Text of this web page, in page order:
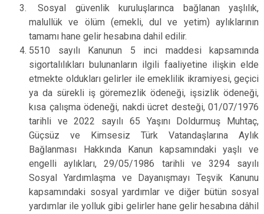
Sosyal güvenlik kuruluşlarınca bağlanan yaşlılık,
malullük ve ölüm (emekli, dul ve yetim) aylıklarının
tamamı hane gelir hesabına dahil edilir.
5510 sayılı Kanunun 5 inci maddesi kapsamında
sigortalılıkları bulunanların ilgili faaliyetine ilişkin elde
etmekte oldukları gelirler ile emeklilik ikramiyesi, geçici
ya da sürekli iş göremezlik ödeneği, işsizlik ödeneği,
kısa çalışma ödeneği, nakdi ücret desteği, 01/07/1976
tarihli ve 2022 sayılı 65 Yaşını Doldurmuş Muhtaç,
Güçsüz ve Kimsesiz Türk Vatandaşlarına Aylık
Bağlanması Hakkında Kanun kapsamındaki yaşlı ve
engelli aylıkları, 29/05/1986 tarihli ve 3294 sayılı
Sosyal Yardımlaşma ve Dayanışmayı Teşvik Kanunu
kapsamındaki sosyal yardımlar ve diğer bütün sosyal
yardımlar ile yolluk gibi gelirler hane gelir hesabına dâhil